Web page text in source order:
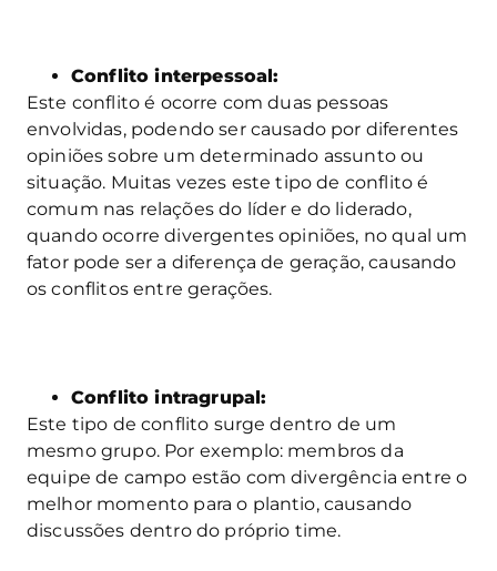
Conflito interpessoal:
Este conflito é ocorre com duas pessoas
envolvidas, podendo ser causado por diferentes
opiniões sobre um determinado assunto ou
situação. Muitas vezes este tipo de conflito é
comum nas relações do líder e do liderado,
quando ocorre divergentes opiniões, no qual um
fator pode ser a diferença de geração, causando
os conflitos entre gerações.
Conflito intragrupal:
Este tipo de conflito surge dentro de um
mesmo grupo. Por exemplo: membros da
equipe de campo estão com divergência entre o
melhor momento para o plantio, causando
discussões dentro do próprio time.